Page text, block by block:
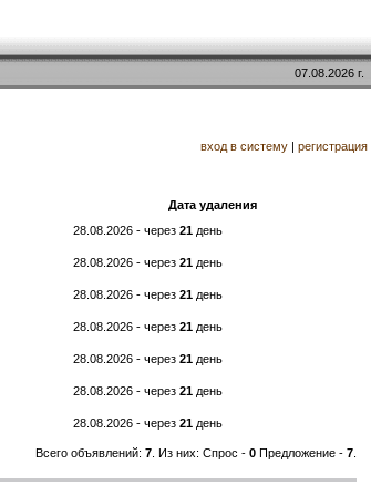
07.08.2026 г.
вход в систему | регистрация
Дата удаления
28.08.2026 - через 21день
28.08.2026 - через 21день
28.08.2026 - через 21день
28.08.2026 - через 21день
28.08.2026 - через 21день
28.08.2026 - через 21день
28.08.2026 - через 21день
Всего объявлений: 7. Из них: Спрос - 0Предложение - 7.